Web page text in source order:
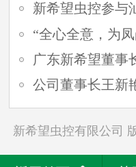
新希望虫控参与
“全心全意，为
广东新希望董事
公司董事长王新
新希望虫控有限公司